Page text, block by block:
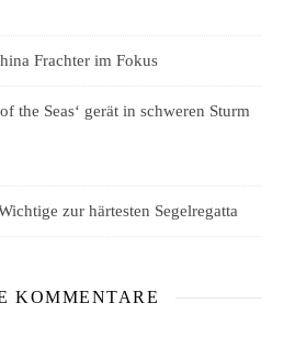
Frachter im Fokus
the Seas‘ gerät in schweren Sturm
zur härtesten Segelregatta
KOMMENTARE